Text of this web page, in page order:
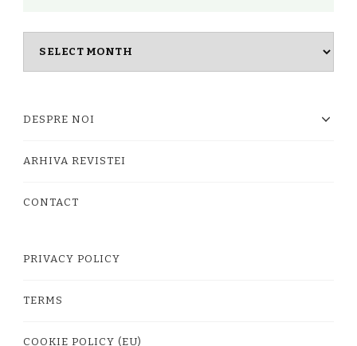
DESPRE NOI
ARHIVA REVISTEI
CONTACT
PRIVACY POLICY
TERMS
COOKIE POLICY (EU)